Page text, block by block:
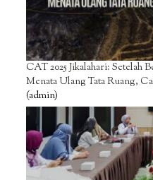
CAT 2025 Jikalahari: Setelah
Menata Ulang Tata Ruang,
(admin)